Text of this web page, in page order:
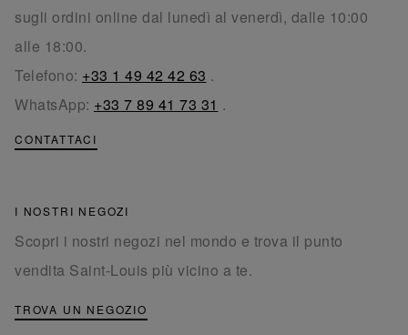
sugli ordini online dal lunedì al venerdì, dalle 10:00
alle 18:00.
Telefono: +33 1 49 42 42 63 .
WhatsApp: +33 7 89 41 73 31 .
CONTATTACI
I NOSTRI NEGOZI
Scopri i nostri negozi nel mondo e trova il punto
vendita Saint-Louis più vicino a te.
TROVA UN NEGOZIO